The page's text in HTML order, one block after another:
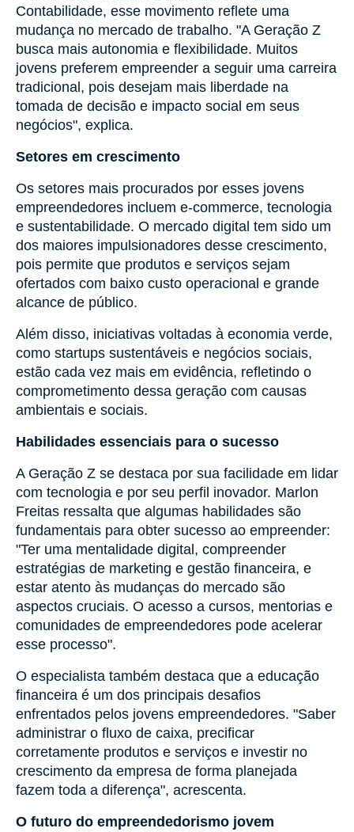
Contabilidade, esse movimento reflete uma
mudança no mercado de trabalho. "A Geração Z
busca mais autonomia e flexibilidade. Muitos
jovens preferem empreender a seguir uma carreira
tradicional, pois desejam mais liberdade na
tomada de decisão e impacto social em seus
negócios", explica.
Setores em crescimento
Os setores mais procurados por esses jovens
empreendedores incluem e-commerce, tecnologia
e sustentabilidade. O mercado digital tem sido um
dos maiores impulsionadores desse crescimento,
pois permite que produtos e serviços sejam
ofertados com baixo custo operacional e grande
alcance de público.
Além disso, iniciativas voltadas à economia verde,
como startups sustentáveis e negócios sociais,
estão cada vez mais em evidência, refletindo o
comprometimento dessa geração com causas
ambientais e sociais.
Habilidades essenciais para o sucesso
A Geração Z se destaca por sua facilidade em lidar
com tecnologia e por seu perfil inovador. Marlon
Freitas ressalta que algumas habilidades são
fundamentais para obter sucesso ao empreender:
"Ter uma mentalidade digital, compreender
estratégias de marketing e gestão financeira, e
estar atento às mudanças do mercado são
aspectos cruciais. O acesso a cursos, mentorias e
comunidades de empreendedores pode acelerar
esse processo".
O especialista também destaca que a educação
financeira é um dos principais desafios
enfrentados pelos jovens empreendedores. "Saber
administrar o fluxo de caixa, precificar
corretamente produtos e serviços e investir no
crescimento da empresa de forma planejada
fazem toda a diferença", acrescenta.
O futuro do empreendedorismo jovem